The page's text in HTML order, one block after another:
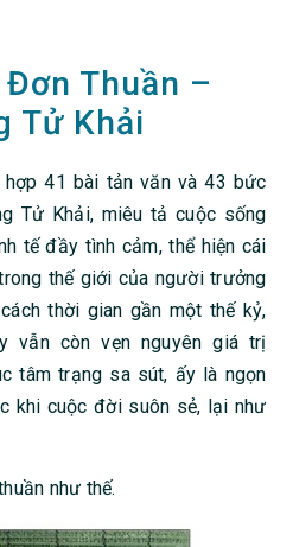
Thuần –
Tử Khải
41 bài tản văn và 43 bức
Tử Khải, miêu tả cuộc sống
tế đầy tình cảm, thể hiện cái
thế giới của người trưởng
thời gian gần một thế kỷ,
vẫn còn vẹn nguyên giá trị
tâm trạng sa sút, ấy là ngọn
khi cuộc đời suôn sẻ, lại như
như thế.